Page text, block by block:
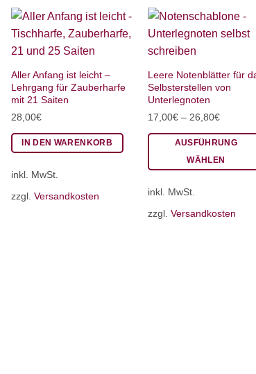
Aller Anfang ist leicht –
Lehrgang für Zauberharfe
mit 21 Saiten
28,00€
IN DEN WARENKORB
inkl. MwSt.
zzgl. Versandkosten
Leere Notenblätter für
Selbsterstellen von
Unterlegnoten
17,00€ – 26,80€
AUSFÜHRUNG
WÄHLEN
Produkt
weist
inkl. MwSt.
zzgl.Versandkosten